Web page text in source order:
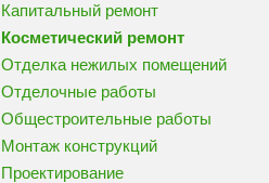
Капитальный ремонт
Косметический ремонт
Отделка нежилых помещений
Отделочные работы
Общестроительные работы
Монтаж конструкций
Проектирование